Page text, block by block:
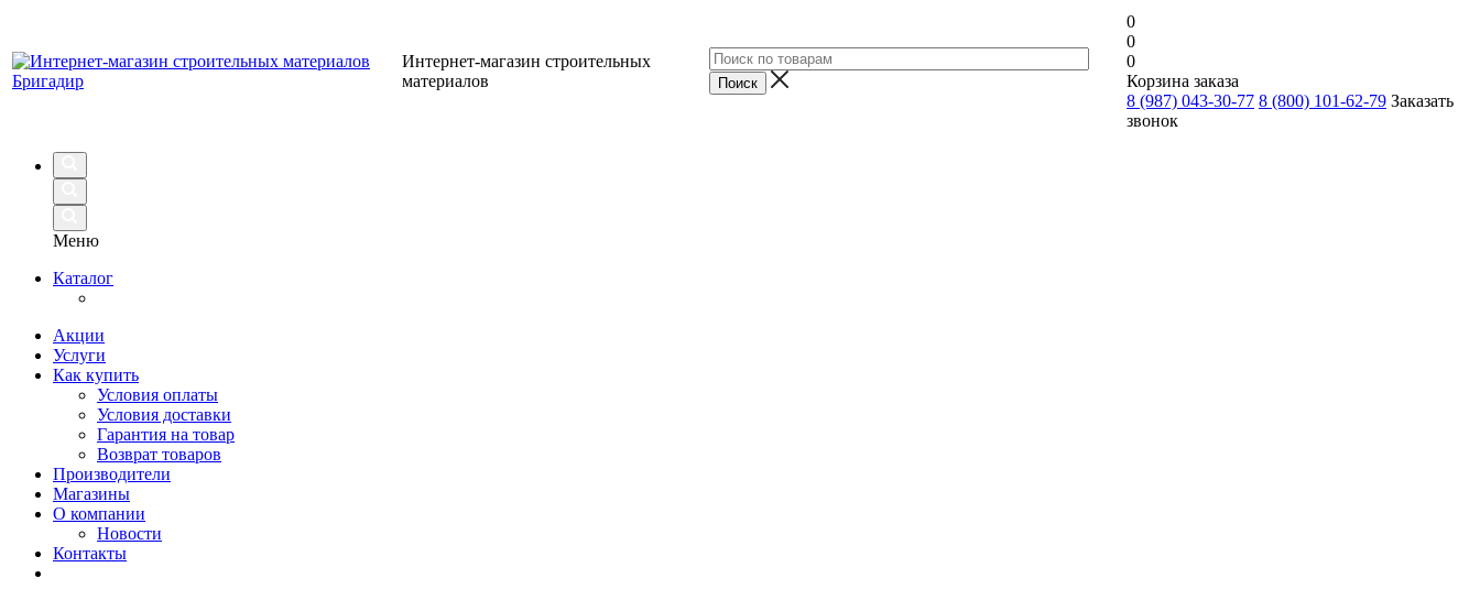
Интернет-магазин строительных
материалов
0
0
0
Корзина заказа
8 (987) 043-30-77 8 (800) 101-62-79 Заказать
звонок
Меню
Каталог
Акции
Услуги
Как купить
Условия оплаты
Условия доставки
Гарантия на товар
Возврат товаров
Производители
Магазины
О компании
Новости
Контакты